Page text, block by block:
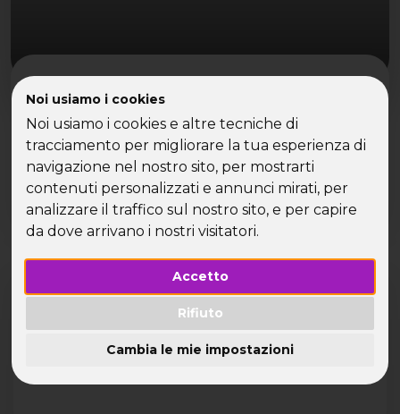
Noi usiamo i cookies
Noi usiamo i cookies e altre tecniche di
tracciamento per migliorare la tua esperienza di
navigazione nel nostro sito, per mostrarti
contenuti personalizzati e annunci mirati, per
analizzare il traffico sul nostro sito, e per capire
da dove arrivano i nostri visitatori.
Accetto
Rifiuto
Cambia le mie impostazioni
Parti per una crociera per single tra Barcellona e Valencia.
Oppure scegli uno dei nostri viaggi in barca a vela per
single alla scoperta di Ibiza e Formentera, navigando tra
calette spettacolari e acque cristalline. Rilassati sulle
spiagge più belle, scopri la movida spagnola e condividi
un’avventura single con nuovi compagni di viaggio!
Prossime partenze
Isole Baleari
VOLO COMPRESO
FERRAGOSTO